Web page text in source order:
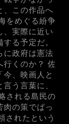
、この作品へ
をめぐる紛争
、実際に近い
る予定だ。
に政府は憲法
行くのか？ 佐
、映画人と
う言葉に、
される島民の
の策でばっ
れたという